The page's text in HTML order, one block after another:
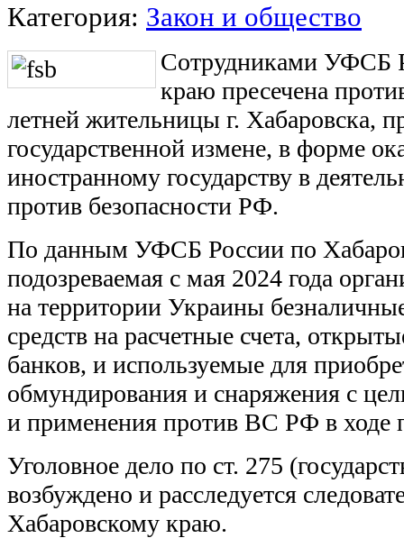
Категория: Закон и общество
Сотрудниками УФСБ
краю пресечена
летней жительницы г. Хабаровска,
государственной измене, в форме
иностранному государству в
против безопасности РФ.
По данным УФСБ России по
подозреваемая с мая 2024 года
на территории Украины
средств на расчетные счета,
банков, и используемые для
обмундирования и снаряжения с
и применения против ВС РФ в ходе
Уголовное дело по ст. 275
возбуждено и расследуется
Хабаровскому краю.